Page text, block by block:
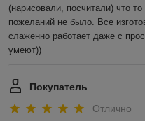
(нарисовали, посчитали) что
пожеланий не было. Все
слаженно работает даже с
умеют))
Покупатель
Отлично